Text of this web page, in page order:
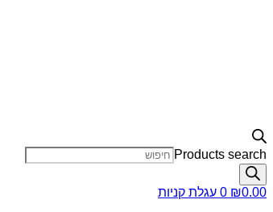
Products search
₪0.00
0 עגלת קניות